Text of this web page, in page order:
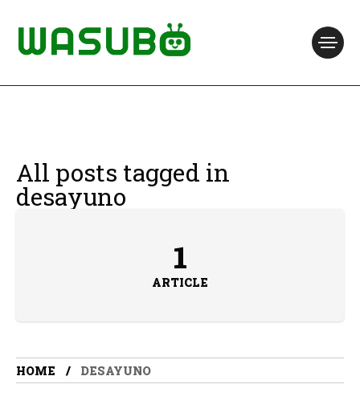
All posts tagged in
desayuno
1
ARTICLE
HOME DESAYUNO